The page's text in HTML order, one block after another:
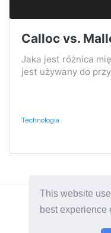
This website
best experience
Calloc vs.
Jaka jest różnica
jest używany do
Technologia